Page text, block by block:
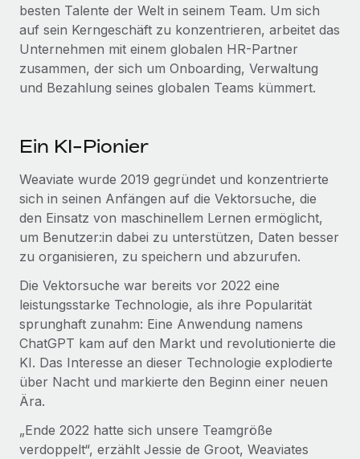
Wie Phiture 55 Mitarbeiter:innen in 19 Ländern
mit Remote verwaltet
Phiture ist der unumstrittene Marktführer im Bereich der
Wachstumsberatung für mobile Apps. Das...
besten Talente der Welt in seinem Team. Um sich
auf sein Kerngeschäft zu konzentrieren, arbeitet das
Unternehmen mit einem globalen HR-Partner
zusammen, der sich um Onboarding, Verwaltung
und Bezahlung seines globalen Teams kümmert.
Ein KI-Pionier
Weaviate wurde 2019 gegründet und konzentrierte
sich in seinen Anfängen auf die Vektorsuche, die
den Einsatz von maschinellem Lernen ermöglicht,
um Benutzer:in dabei zu unterstützen, Daten besser
zu organisieren, zu speichern und abzurufen.
Die Vektorsuche war bereits vor 2022 eine
leistungsstarke Technologie, als ihre Popularität
sprunghaft zunahm: Eine Anwendung namens
ChatGPT kam auf den Markt und revolutionierte die
KI. Das Interesse an dieser Technologie explodierte
über Nacht und markierte den Beginn einer neuen
Ära.
„Ende 2022 hatte sich unsere Teamgröße
verdoppelt“, erzählt Jessie de Groot, Weaviates